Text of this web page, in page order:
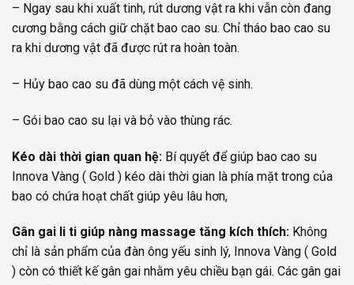
– Ngay sau khi xuất tinh, rút dương vật ra khi vẫn còn đang
cương bằng cách giữ chặt bao cao su. Chỉ tháo bao cao su
ra khi dương vật đã được rút ra hoàn toàn.
– Hủy bao cao su đã dùng một cách vệ sinh.
– Gói bao cao su lại và bỏ vào thùng rác.
Kéo dài thời gian quan hệ: Bí quyết để giúp bao cao su
Innova Vàng ( Gold ) kéo dài thời gian là phía mặt trong của
bao có chứa hoạt chất giúp yêu lâu hơn,
Gân gai li ti giúp nàng massage tăng kích thích: Không
chỉ là sản phẩm của đàn ông yếu sinh lý, Innova Vàng ( Gold
) còn có thiết kế gân gai nhằm yêu chiều bạn gái. Các gân gai